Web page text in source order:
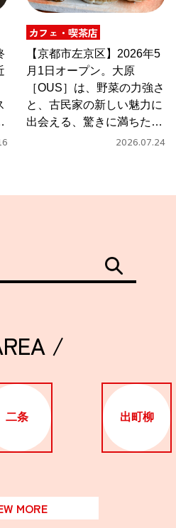
カフェ・喫茶店
【京都市左京区】2026年5
月1日オープン。大原
［OUS］は、野菜の力強さ
と、古民家の新しい魅力に
出会える、驚きに満ちたカ
2026.07.24
/
二条 出町柳
MORE